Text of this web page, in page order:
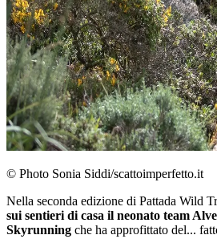
© Photo Sonia Siddi/scattoimperfetto.it
Nella seconda edizione di Pattada Wild
sui sentieri di casa il neonato team
Skyrunning che ha approfittato del...